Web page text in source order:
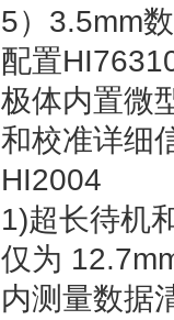
5）3.5mm
配置
极体内置微
和校准详细
HI2004
1)超长待机
仅为
内测量数据